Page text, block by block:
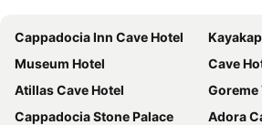
Cappadocia Inn Cave Hotel
Kayakapi
Museum Hotel
Cave
Atillas Cave Hotel
Goreme
Cappadocia Stone Palace
Adora